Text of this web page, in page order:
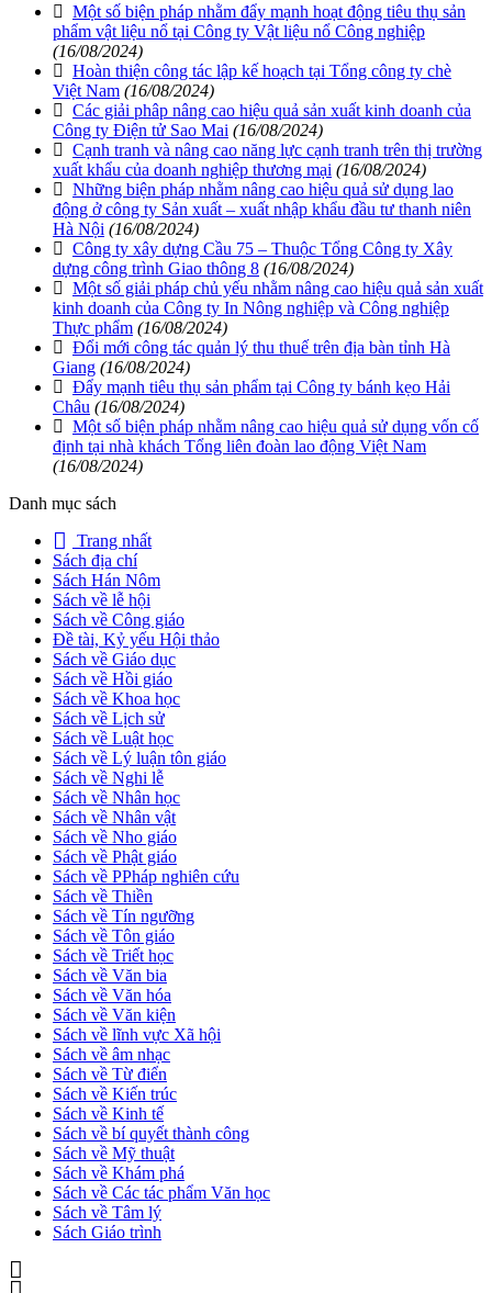
Một số biện pháp nhằm đẩy mạnh hoạt động tiêu thụ sản
phẩm vật liệu nổ tại Công ty Vật liệu nổ Công nghiệp
(16/08/2024)
Hoàn thiện công tác lập kế hoạch tại Tổng công ty chè
Việt Nam (16/08/2024)
Các giải phâp nâng cao hiệu quả sản xuất kinh doanh của
Công ty Điện tử Sao Mai (16/08/2024)
Cạnh tranh và nâng cao năng lực cạnh tranh trên thị trường
xuất khẩu của doanh nghiệp thương mại (16/08/2024)
Những biện pháp nhằm nâng cao hiệu quả sử dụng lao
động ở công ty Sản xuất – xuất nhập khẩu đầu tư thanh niên
Hà Nội (16/08/2024)
Công ty xây dựng Cầu 75 – Thuộc Tổng Công ty Xây
dựng công trình Giao thông 8 (16/08/2024)
Một số giải pháp chủ yếu nhằm nâng cao hiệu quả sản xuất
kinh doanh của Công ty In Nông nghiệp và Công nghiệp
Thực phẩm (16/08/2024)
Đổi mới công tác quản lý thu thuế trên địa bàn tỉnh Hà
Giang (16/08/2024)
Đẩy mạnh tiêu thụ sản phẩm tại Công ty bánh kẹo Hải
Châu (16/08/2024)
Một số biện pháp nhằm nâng cao hiệu quả sử dụng vốn cố
định tại nhà khách Tổng liên đoàn lao động Việt Nam
(16/08/2024)
Danh mục sách
Trang nhất
Sách địa chí
Sách Hán Nôm
Sách về lễ hội
Sách về Công giáo
Đề tài, Kỷ yếu Hội thảo
Sách về Giáo dục
Sách về Hồi giáo
Sách về Khoa học
Sách về Lịch sử
Sách về Luật học
Sách về Lý luận tôn giáo
Sách về Nghi lễ
Sách về Nhân học
Sách về Nhân vật
Sách về Nho giáo
Sách về Phật giáo
Sách về PPháp nghiên cứu
Sách về Thiền
Sách về Tín ngưỡng
Sách về Tôn giáo
Sách về Triết học
Sách về Văn bia
Sách về Văn hóa
Sách về Văn kiện
Sách về lĩnh vực Xã hội
Sách về âm nhạc
Sách về Từ điển
Sách về Kiến trúc
Sách về Kinh tế
Sách về bí quyết thành công
Sách về Mỹ thuật
Sách về Khám phá
Sách về Các tác phẩm Văn học
Sách về Tâm lý
Sách Giáo trình